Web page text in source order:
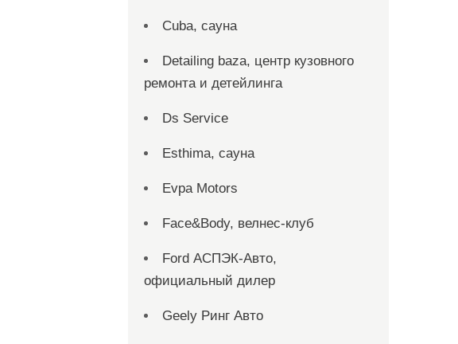
Cuba, сауна
Detailing baza, центр кузовного
ремонта и детейлинга
Ds Service
Esthima, сауна
Evpa Motors
Face&Body, велнес-клуб
Ford АСПЭК-Авто,
официальный дилер
Geely Ринг Авто